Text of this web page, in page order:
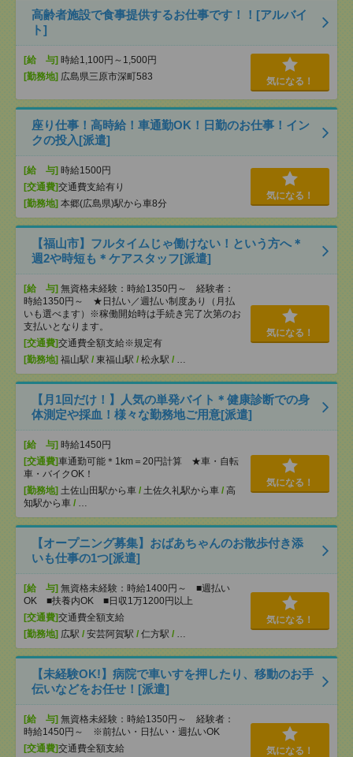
高齢者施設で食事提供するお仕事です！！[アルバイ
ト]
[給 与] 時給1,100円～1,500円
[勤務地] 広島県三原市深町583 気になる！
座り仕事！高時給！車通勤OK！日勤のお仕事！イン
クの投入[派遣]
[給 与] 時給1500円
[交通費]交通費支給有り
[勤務地] 本郷(広島県)駅から車8分
気になる！
【福山市】フルタイムじゃ働けない！という方へ＊
週2や時短も＊ケアスタッフ[派遣]
[給 与] 無資格未経験：時給1350円～ 経験者：
時給1350円～ ★日払い／週払い制度あり（月払
いも選べます）※稼働開始時は手続き完了次第のお
支払いとなります。
[交通費]交通費全額支給※規定有
[勤務地] 福山駅 / 東福山駅 / 松永駅 / …
気になる！
【月1回だけ！】人気の単発バイト＊健康診断での身
体測定や採血！様々な勤務地ご用意[派遣]
[給 与] 時給1450円
[交通費]車通勤可能＊1km＝20円計算 ★車・自転
車・バイクOK！
[勤務地] 土佐山田駅から車 / 土佐久礼駅から車 / 高
知駅から車 / …
気になる！
【オープニング募集】おばあちゃんのお散歩付き添
いも仕事の1つ[派遣]
[給 与] 無資格未経験：時給1400円～ ■週払い
OK ■扶養内OK ■日収1万1200円以上
[交通費]交通費全額支給
[勤務地] 広駅 / 安芸阿賀駅 / 仁方駅 / …
気になる！
【未経験OK!】病院で車いすを押したり、移動のお手
伝いなどをお任せ！[派遣]
[給 与] 無資格未経験：時給1350円～ 経験者：
時給1450円～ ※前払い・日払い・週払いOK
[交通費]交通費全額支給
気になる！